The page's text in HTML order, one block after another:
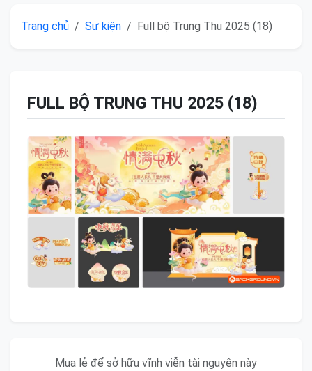
Trang chủ Sự kiện Full bộ Trung Thu 2025 (18)
FULL BỘ TRUNG THU 2025 (18)
Mua lẻ để sở hữu vĩnh viễn tài nguyên này